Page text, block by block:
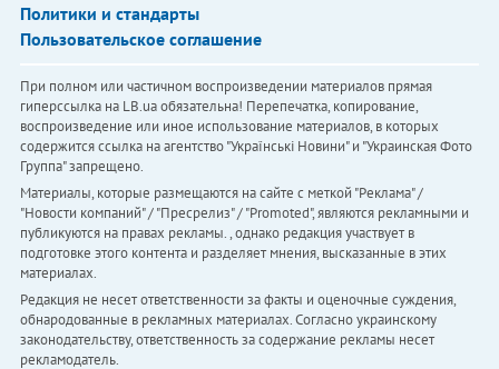
Политики и стандарты
Пользовательское соглашение
При полном или частичном воспроизведении материалов прямая
гиперссылка на LB.ua обязательна! Перепечатка, копирование,
воспроизведение или иное использование материалов, в которых
содержится ссылка на агентство "Українськi Новини" и "Украинская Фото
Группа" запрещено.
Материалы, которые размещаются на сайте с меткой "Реклама" /
"Новости компаний" / "Пресрелиз" / "Promoted", являются рекламными и
публикуются на правах рекламы. , однако редакция участвует в
подготовке этого контента и разделяет мнения, высказанные в этих
материалах.
Редакция не несет ответственности за факты и оценочные суждения,
обнародованные в рекламных материалах. Согласно украинскому
законодательству, ответственность за содержание рекламы несет
рекламодатель.